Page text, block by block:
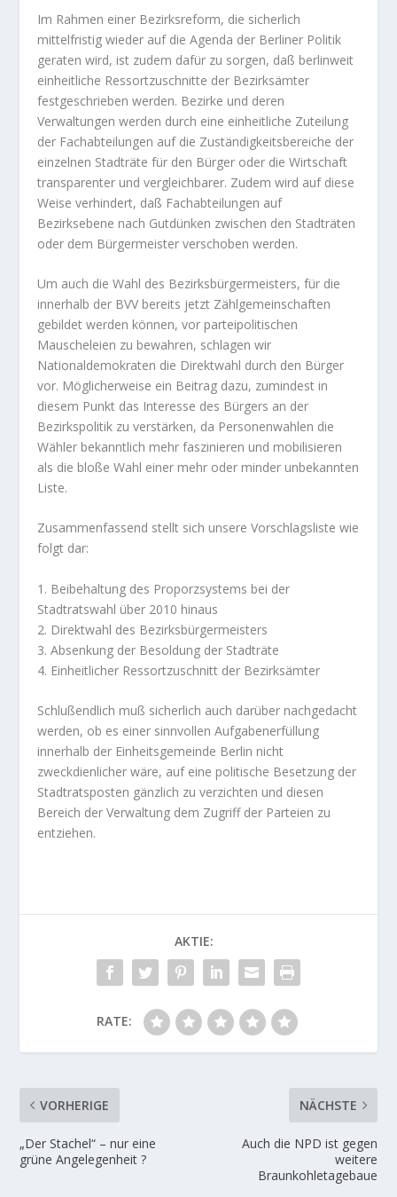
Im Rahmen einer Bezirksreform, die sicherlich
mittelfristig wieder auf die Agenda der Berliner Politik
geraten wird, ist zudem dafür zu sorgen, daß berlinweit
einheitliche Ressortzuschnitte der Bezirksämter
festgeschrieben werden. Bezirke und deren
Verwaltungen werden durch eine einheitliche Zuteilung
der Fachabteilungen auf die Zuständigkeitsbereiche der
einzelnen Stadträte für den Bürger oder die Wirtschaft
transparenter und vergleichbarer. Zudem wird auf diese
Weise verhindert, daß Fachabteilungen auf
Bezirksebene nach Gutdünken zwischen den Stadträten
oder dem Bürgermeister verschoben werden.
Um auch die Wahl des Bezirksbürgermeisters, für die
innerhalb der BVV bereits jetzt Zählgemeinschaften
gebildet werden können, vor parteipolitischen
Mauscheleien zu bewahren, schlagen wir
Nationaldemokraten die Direktwahl durch den Bürger
vor. Möglicherweise ein Beitrag dazu, zumindest in
diesem Punkt das Interesse des Bürgers an der
Bezirkspolitik zu verstärken, da Personenwahlen die
Wähler bekanntlich mehr faszinieren und mobilisieren
als die bloße Wahl einer mehr oder minder unbekannten
Liste.
Zusammenfassend stellt sich unsere Vorschlagsliste wie
folgt dar:
1. Beibehaltung des Proporzsystems bei der
Stadtratswahl über 2010 hinaus
2. Direktwahl des Bezirksbürgermeisters
3. Absenkung der Besoldung der Stadträte
4. Einheitlicher Ressortzuschnitt der Bezirksämter
Schlußendlich muß sicherlich auch darüber nachgedacht
werden, ob es einer sinnvollen Aufgabenerfüllung
innerhalb der Einheitsgemeinde Berlin nicht
zweckdienlicher wäre, auf eine politische Besetzung der
Stadtratsposten gänzlich zu verzichten und diesen
Bereich der Verwaltung dem Zugriff der Parteien zu
entziehen.
AKTIE:
RATE:
VORHERIGE
„Der Stachel“ – nur eine
grüne Angelegenheit ?
NÄCHSTE
Auch die NPD ist gegen
weitere
Braunkohletagebaue